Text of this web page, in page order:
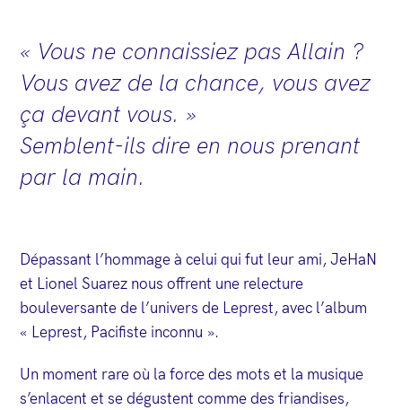
« Vous ne connaissiez pas Allain ?
Vous avez de la chance, vous avez
ça devant vous. »
Semblent-ils dire en nous prenant
par la main.
Dépassant l’hommage à celui qui fut leur ami, JeHaN
et Lionel Suarez nous offrent une relecture
bouleversante de l’univers de Leprest, avec l’album
« Leprest, Pacifiste inconnu ».
Un moment rare où la force des mots et la musique
s’enlacent et se dégustent comme des friandises,